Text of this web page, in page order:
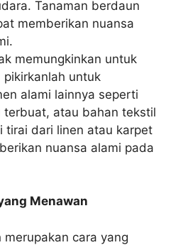
Tanaman berdaun
memberikan nuansa
memungkinkan untuk
pikirkanlah untuk
alami lainnya seperti
atau bahan tekstil
tirai dari linen atau karpet
nuansa alami pada
Menawan
cara yang